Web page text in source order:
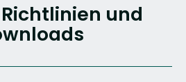
und